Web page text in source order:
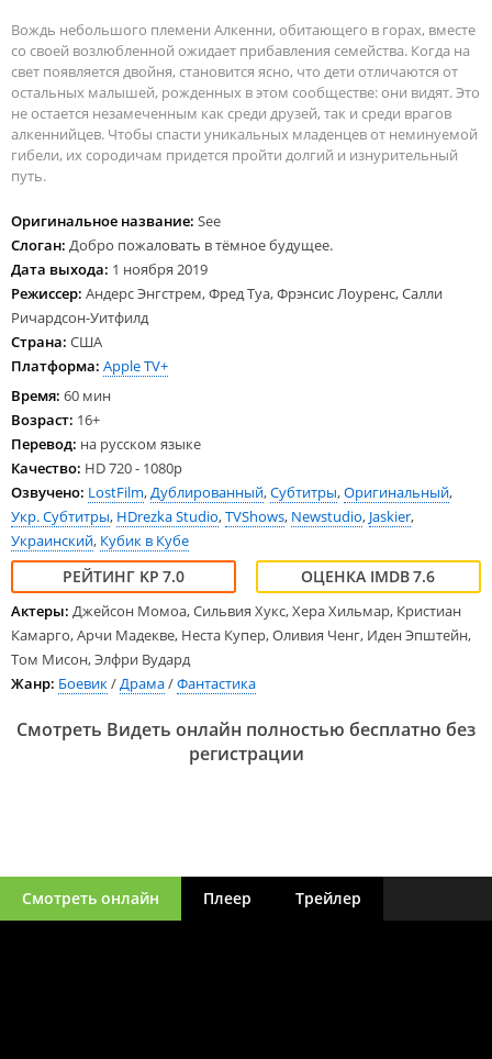
Вождь небольшого племени Алкенни, обитающего в горах, вместе
со своей возлюбленной ожидает прибавления семейства. Когда на
свет появляется двойня, становится ясно, что дети отличаются от
остальных малышей, рожденных в этом сообществе: они видят. Это
не остается незамеченным как среди друзей, так и среди врагов
алкеннийцев. Чтобы спасти уникальных младенцев от неминуемой
гибели, их сородичам придется пройти долгий и изнурительный
путь.
Оригинальное название: See
Слоган: Добро пожаловать в тёмное будущее.
Дата выхода: 1 ноября 2019
Режиссер: Андерс Энгстрем, Фред Туа, Фрэнсис Лоуренс, Салли
Ричардсон-Уитфилд
Страна: США
Платформа: Apple TV+
Время: 60 мин
Возраст: 16+
Перевод: на русском языке
Качество: HD 720 - 1080p
Озвучено: LostFilm,Дублированный,Субтитры,Оригинальный,
Укр. Субтитры, HDrezka Studio,TVShows, Newstudio, Jaskier,
Украинский, Кубик в Кубе
7.0 7.6
Актеры: Джейсон Момоа, Сильвия Хукс, Хера Хильмар, Кристиан
Камарго, Арчи Мадекве, Неста Купер, Оливия Ченг, Иден Эпштейн,
Том Мисон, Элфри Вудард
Жанр: Боевик/Драма/Фантастика
Смотреть Видеть онлайн полностью бесплатно без
регистрации
Смотреть онлайн Плеер Трейлер